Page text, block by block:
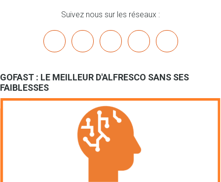
Suivez nous sur les réseaux :
linkedinyoutubebluesky mastodon
GOFAST : LE MEILLEUR D'ALFRESCO SANS SES
FAIBLESSES